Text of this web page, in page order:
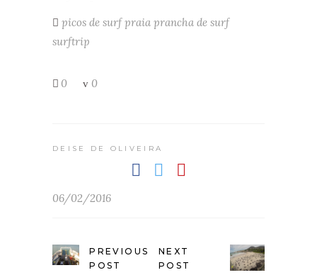
picos de surf praia prancha de surf
surftrip
0 0
DEISE DE OLIVEIRA
06/02/2016
PREVIOUS
POST
NEXT
POST